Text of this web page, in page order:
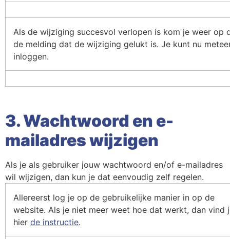
Als de wijziging succesvol verlopen is kom je weer op
de melding dat de wijziging gelukt is. Je kunt nu
inloggen.
3. Wachtwoord en e-
mailadres wijzigen
Als je als gebruiker jouw wachtwoord en/of e-mailadres
wil wijzigen, dan kun je dat eenvoudig zelf regelen.
Allereerst log je op de gebruikelijke manier in op de
website. Als je niet meer weet hoe dat werkt, dan vind
hier de instructie.